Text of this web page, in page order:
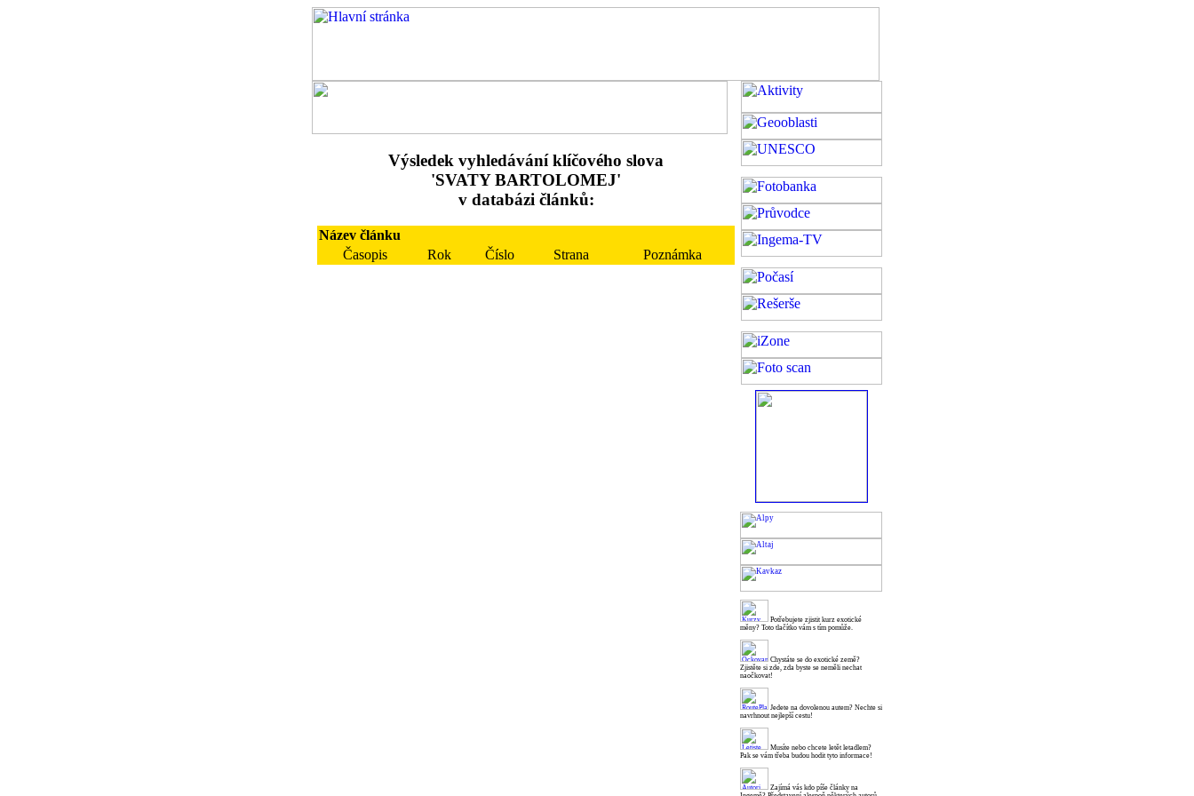
Výsledek vyhledávání klíčového slova
'SVATY BARTOLOMEJ'
v databázi článků:
Název článku
Časopis
Rok Číslo Strana Poznámka
Potřebujete zjistit kurz exotické
měny? Toto tlačítko vám s tím pomůže.
Chystáte se do exotické země?
Zjistěte si zde, zda byste se neměli nechat
naočkovat!
Jedete na dovolenou autem? Nechte si
navrhnout nejlepší cestu!
Musíte nebo chcete letět letadlem?
Pak se vám třeba budou hodit tyto informace!
Zajímá vás kdo píše články na